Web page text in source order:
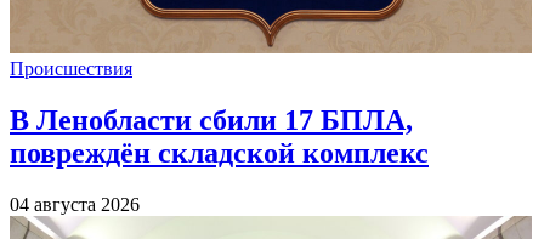
Происшествия
В Ленобласти сбили 17 БПЛА,
повреждён складской комплекс
04 августа 2026